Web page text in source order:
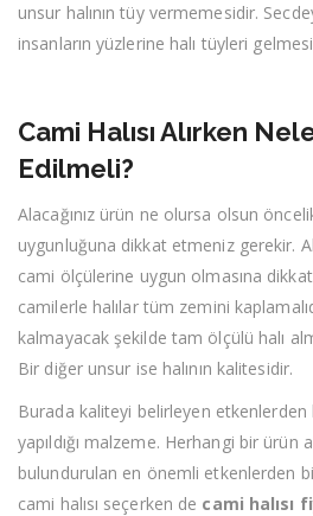
unsur halının tüy vermemesidir.
insanların yüzlerine halı tüyleri
Cami Halısı Alırken
Edilmeli?
Alacağınız ürün ne olursa olsun
uygunluğuna dikkat etmeniz gerekir.
cami ölçülerine uygun olmasına
camilerle halılar tüm zemini
kalmayacak şekilde tam ölçülü halı
Bir diğer unsur ise halının kalitesidir.
Burada kaliteyi belirleyen etkenlerden
yapıldığı malzeme. Herhangi bir ürün
bulundurulan en önemli etkenlerden
cami halısı seçerken de cami halısı